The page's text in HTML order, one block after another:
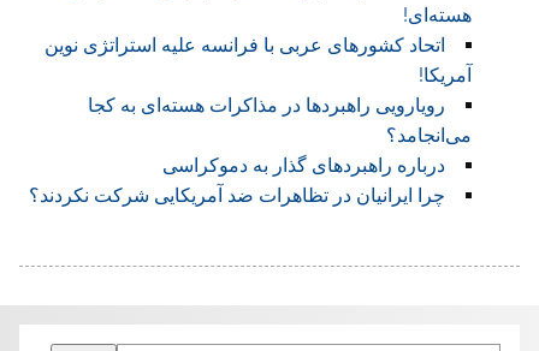
هسته‌ای!
اتحاد کشورهای عربی با فرانسه عليه استراتژی نوين
آمريکا!
رويارويی راهبردها در مذاکرات هسته‌ای به کجا
می‌انجامد؟
درباره راهبردهای گذار به دموکراسی
چرا ايرانيان در تظاهرات ضد آمريکايی شرکت نکردند؟